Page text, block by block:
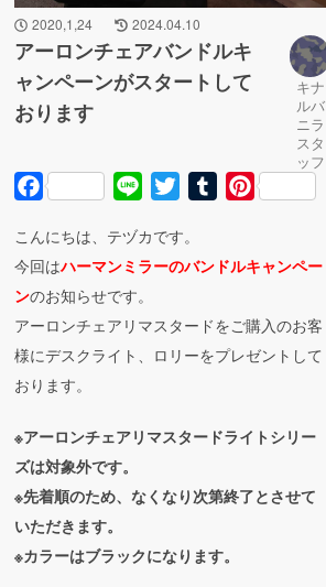
2020,1,24 2024.04.10
アーロンチェアバンドルキ
ャンペーンがスタートして
おります
キナ
ルバ
ニラ
スタ
ッフ
Facebook Line TwitterTumblrPinterest
こんにちは、テヅカです。
今回はハーマンミラーのバンドルキャンペー
ンのお知らせです。
アーロンチェアリマスタードをご購入のお客
様にデスクライト、ロリーをプレゼントして
おります。
※アーロンチェアリマスタードライトシリー
ズは対象外です。
※先着順のため、なくなり次第終了とさせて
いただきます。
※カラーはブラックになります。